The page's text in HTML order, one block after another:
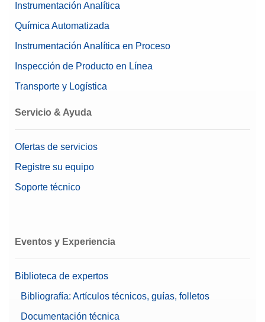
Instrumentación Analítica
Química Automatizada
Instrumentación Analítica en Proceso
Inspección de Producto en Línea
Transporte y Logística
Servicio & Ayuda
Ofertas de servicios
Registre su equipo
Soporte técnico
Eventos y Experiencia
Biblioteca de expertos
Bibliografía: Artículos técnicos, guías, folletos
Documentación técnica